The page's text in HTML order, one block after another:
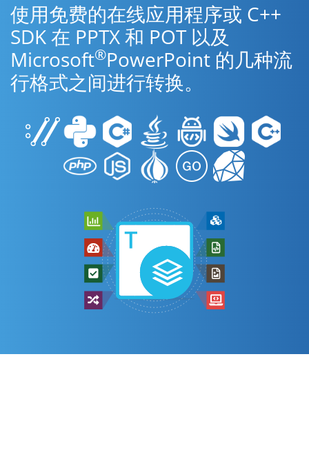
使用免费的在线应用程序或 C++
SDK 在 PPTX 和 POT 以及
Microsoft®PowerPoint 的几种流
行格式之间进行转换。